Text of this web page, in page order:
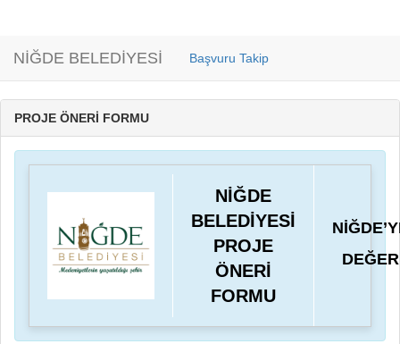
NİĞDE BELEDİYESİ Başvuru Takip
PROJE ÖNERİ FORMU
NİĞDE
BELEDİYESİ
PROJE
ÖNERİ
FORMU
DEĞER